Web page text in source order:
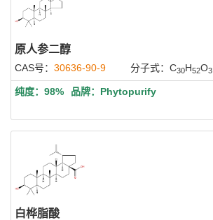
原人参二醇
CAS号： 30636-90-9 分子式：C30H52O3
纯度：98% 品牌：Phytopurify
白桦脂酸